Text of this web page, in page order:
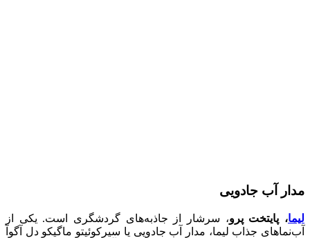
مدار آب جادویی
لیما، پایتخت پرو، سرشار از جاذبه‌های گردشگری است. یکی از
آب‌نماهای جذاب لیما، مدار آب جادویی یا سیرکوئیتو ماگیکو دل آگوآ